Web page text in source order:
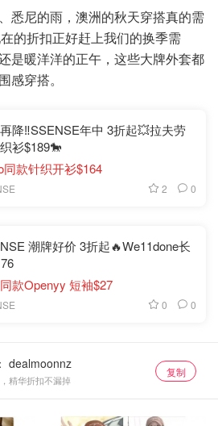
悉尼的雨，澳洲的秋天穿搭真的需
的折扣正好赶上我们的换季需
是暖洋洋的正午，这些大牌外套都
感穿搭。
降‼️SSENSE年中 3折起💥拉夫劳
衫$189🐎
同款针织开衫$164
2 0
潮牌好价 3折起🔥We11done长
款Openyy 短袖$27
0 0
精华折扣不漏掉
复制